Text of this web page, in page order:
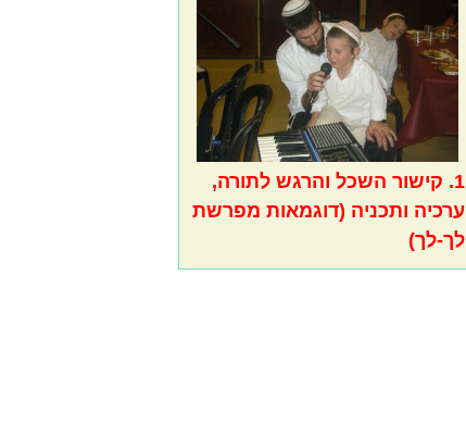
1. קישור השכל והרגש לתורה,
ערכיה ותכניה (דוגמאות מפרשת
לך-לך)